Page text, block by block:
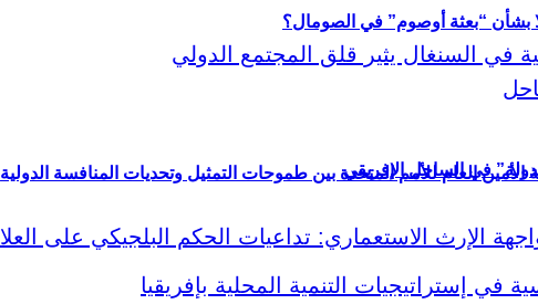
العام للأمم المتحدة بين طموحات التمثيل وتحديات المنافسة الدولية
في الساحل الإفريقي